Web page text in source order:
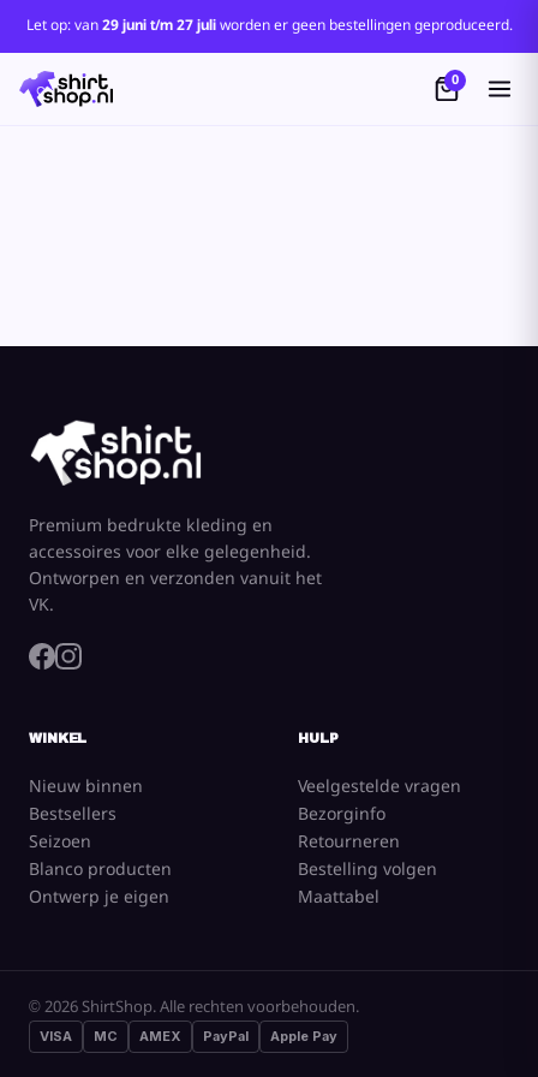
Let op: van29 juni t/m 27 juliworden er geen bestellingen geproduceerd.
0
Premium bedrukte kleding en
accessoires voor elke gelegenheid.
Ontworpen en verzonden vanuit het
VK.
WINKEL
Nieuw binnen
Bestsellers
Seizoen
Blanco producten
Ontwerp je eigen
HULP
Veelgestelde vragen
Bezorginfo
Retourneren
Bestelling volgen
Maattabel
© 2026 ShirtShop. Alle rechten voorbehouden.
VISA MC AMEX PayPal Apple Pay
Standaard
Price: Lowest First
Price: Highest First